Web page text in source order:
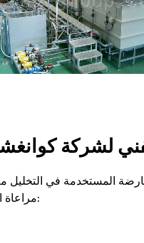
لشركة
العارضة المستخدمة في
مراعاة العوامل التالية بشكل شامل عند اختيار الطراز: